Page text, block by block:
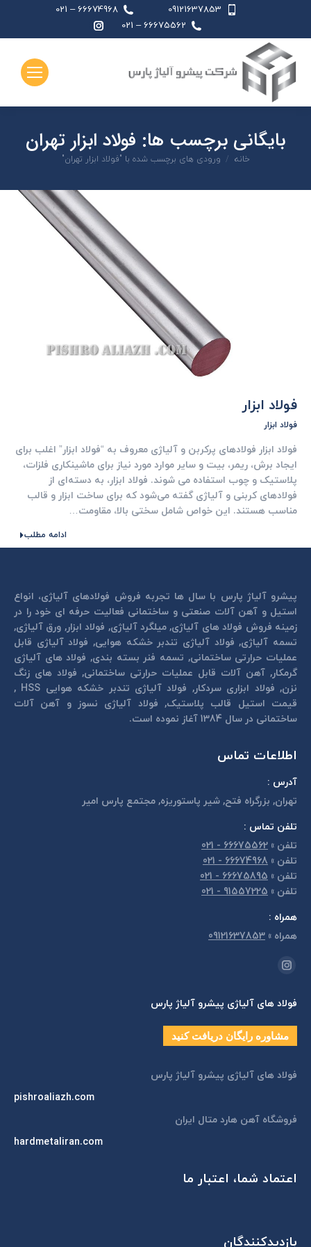
09121637853
66674968 – 021
66675562 – 021
page
بایگانی برچسب ها: فولاد ابزار تهران
شما اینجا هستید:
خانه ورودی های برچسب شده با "فولاد ابزار تهران"
فولاد ابزار
فولاد ابزار
فولاد ابزار فولادهای پرکربن و آلیاژی معروف به “فولاد ابزار” اغلب برای
ایجاد برش، ریمر، بیت و سایر موارد مورد نیاز برای ماشینکاری فلزات،
پلاستیک و چوب استفاده می شوند. فولاد ابزار، به دسته‌ای از
فولادهای کربنی و آلیاژی گفته می‌شود که برای ساخت ابزار و قالب
مناسب هستند. این خواص شامل سختی بالا، مقاومت…
ادامه مطلب
پیشرو آلیاژ پارس با سال ها تجربه فروش فولادهای آلیاژی، انواع
استیل و آهن آلات صنعتی و ساختمانی فعالیت حرفه ای خود را در
زمینه فروش فولاد های آلیاژی, میلگرد آلیاژی, فولاد ابزار, ورق آلیاژی,
تسمه آلیاژی, فولاد آلیاژی تندبر خشكه هوايی, فولاد آلیاژی قابل
عمليات حرارتی ساختمانی, تسمه فنر بسته بندی, فولاد های آلیاژی
گرمكار, آهن آلات قابل عمليات حرارتی ساختمانی, فولاد های زنگ
نزن, فولاد ابزاری سردكار, فولاد آلیاژی تندبر خشكه هوايی HSS ,
قیمت استیل قالب پلاستيک, فولاد آلیاژی نسوز و آهن آلات
ساختمانی در سال 1384 آغاز نموده است.
اطلاعات تماس
آدرس :
تهران, بزرگراه فتح, شير پاستوريزه, مجتمع پارس امير
تلفن تماس :
تلفن »
66675562 - 021
تلفن »
66674968 - 021
تلفن »
66675895 - 021
تلفن »
91557225 - 021
همراه :
همراه »
09121637853
مارا در اینجا پیدا کنید:
اینستاگرام
opens
in
new
فولاد های آلیاژی پیشرو آلیاژ پارس
مشاوره رایگان دریافت کنید
فولاد های آلیاژی پیشرو آلیاژ پارس
pishroaliazh.com
فروشگاه آهن هارد متال ایران
hardmetaliran.com
اعتماد شما، اعتبار ما
بازدیدکنندگان